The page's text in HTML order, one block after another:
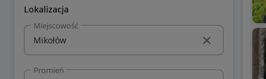
Lokalizacja
Miejscowość
Promień